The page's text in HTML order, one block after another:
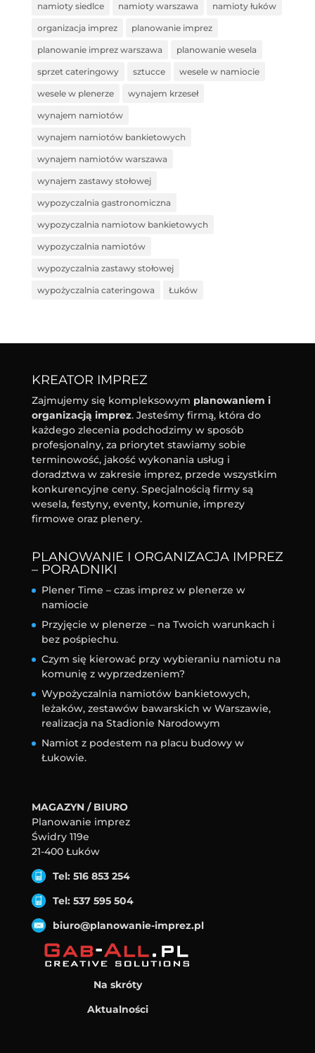
namioty siedlce namioty warszawa namioty łuków
organizacja imprez planowanie imprez
planowanie imprez warszawa planowanie wesela
sprzet cateringowy sztucce wesele w namiocie
wesele w plenerze wynajem krzeseł
wynajem namiotów
wynajem namiotów bankietowych
wynajem namiotów warszawa
wynajem zastawy stołowej
wypozyczalnia gastronomiczna
wypozyczalnia namiotow bankietowych
wypozyczalnia namiotów
wypozyczalnia zastawy stołowej
wypożyczalnia cateringowa Łuków
KREATOR IMPREZ
Zajmujemy się kompleksowym planowaniem i
organizacją imprez. Jesteśmy firmą, która do
każdego zlecenia podchodzimy w sposób
profesjonalny, za priorytet stawiamy sobie
terminowość, jakość wykonania usług i
doradztwa w zakresie imprez, przede wszystkim
konkurencyjne ceny. Specjalnością firmy są
wesela, festyny, eventy, komunie, imprezy
firmowe oraz plenery.
PLANOWANIE I ORGANIZACJA IMPREZ
– PORADNIKI
Plener Time – czas imprez w plenerze w
namiocie
Przyjęcie w plenerze – na Twoich warunkach i
bez pośpiechu.
Czym się kierować przy wybieraniu namiotu na
komunię z wyprzedzeniem?
Wypożyczalnia namiotów bankietowych,
leżaków, zestawów bawarskich w Warszawie,
realizacja na Stadionie Narodowym
Namiot z podestem na placu budowy w
Łukowie.
MAGAZYN / BIURO
Planowanie imprez
Świdry 119e
21-400 Łuków
Tel: 516 853 254
Tel: 537 595 504
biuro@planowanie-imprez.pl
Na skróty
Aktualności